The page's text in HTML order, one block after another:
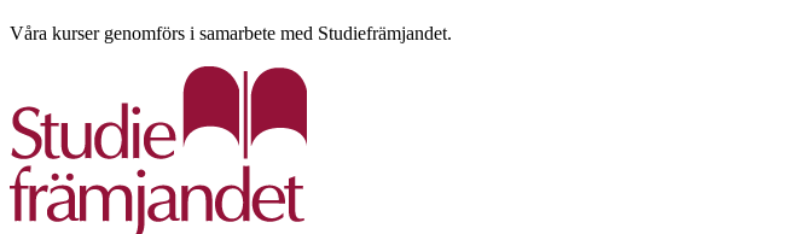
Våra kurser genomförs i samarbete med Studiefrämjandet.